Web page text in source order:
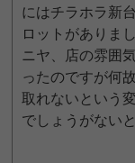
にはチラホラ新
ロットがありま
ニヤ、店の雰囲
ったのですが何
取れないという
でしょうがない